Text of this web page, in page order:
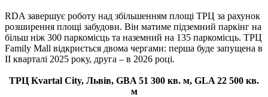
RDA завершує роботу над збільшенням площі ТРЦ за рахунок
розширення площі забудови. Він матиме підземний паркінг на
більш ніж 300 паркомісць та наземний на 135 паркомісць. ТРЦ
Family Mall відкриється двома чергами: перша буде запущена в
ІІ кварталі 2025 року, друга – в 2026 році.
ТРЦ Kvartal City, Львів, GBA 51 300 кв. м, GLA 22 500 кв.
м